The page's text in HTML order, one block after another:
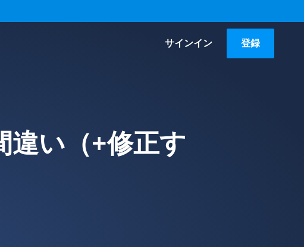
サインイン 登録
い（+修正す